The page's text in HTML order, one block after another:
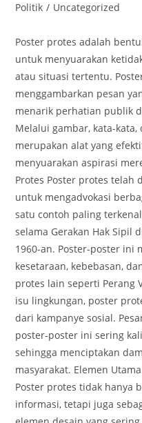
Politik / Uncategorized
Poster protes adalah
untuk menyuarakan
atau situasi tertentu.
menggambarkan pesan
menarik perhatian publik
Melalui gambar, kata-
merupakan alat yang
menyuarakan aspirasi
Protes Poster protes telah
untuk mengadvokasi
satu contoh paling
selama Gerakan Hak Sipil
1960-an. Poster-poster ini
kesetaraan, kebebasan,
protes lain seperti Perang
isu lingkungan, poster
dari kampanye sosial.
poster-poster ini sering
sehingga menciptakan
masyarakat. Elemen
Poster protes tidak hanya
informasi, tetapi juga